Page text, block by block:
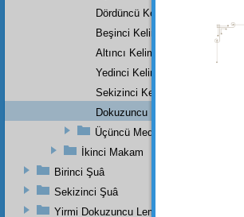
Dördüncü Kelime
Beşinci Kelime
Altıncı Kelime
Yedinci Kelime
Sekizinci Kelime
Dokuzuncu Kelime
Üçüncü Medrese-i Yusufiye'nin
İkinci Makam
Birinci Şuâ
Sekizinci Şuâ
Yirmi Dokuzuncu Lem'adan İkinci Bab